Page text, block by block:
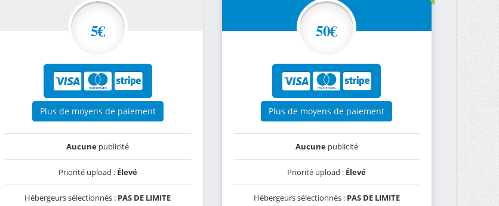
5€
Plus de moyens de paiement
Aucune publicité
Priorité upload : Élevé
Hébergeurs sélectionnés : PAS DE LIMITE
50€
Plus de moyens de paiement
Aucunepublicité
Priorité upload : Élevé
Hébergeurs sélectionnés : PAS DE LIMITE